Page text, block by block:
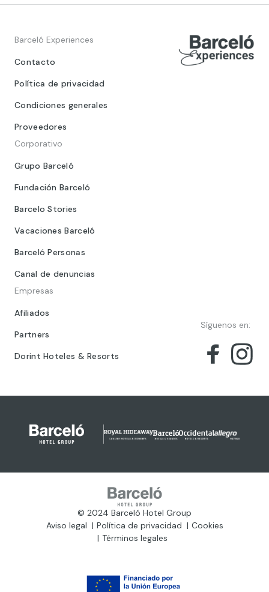
Barceló Experiences
Contacto
Política de privacidad
Condiciones generales
Proveedores
Corporativo
Grupo Barceló
Fundación Barceló
Barcelo Stories
Vacaciones Barceló
Barceló Personas
Canal de denuncias
Empresas
Afiliados
Partners
Dorint Hoteles & Resorts
Síguenos en:
© 2024 Barceló Hotel Group
Aviso legal
Política de privacidad
Cookies
Términos legales